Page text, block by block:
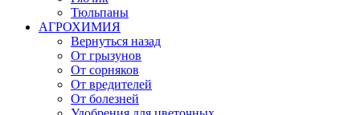
Тюльпаны
АГРОХИМИЯ
Вернуться назад
От грызунов
От сорняков
От вредителей
От болезней